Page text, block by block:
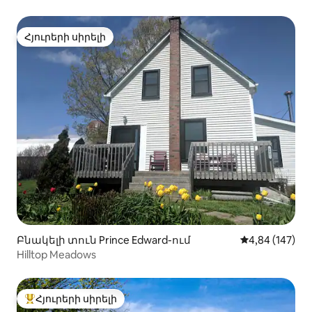
Հյուրերի սիրելի
Հյուրերի սիրելի
Բնակելի տուն Prince Edward-ում Միջին
4,84 (147)
Hilltop Meadows
Հյուրերի սիրելի լավագույն տները
Հյուրերի սիրելի